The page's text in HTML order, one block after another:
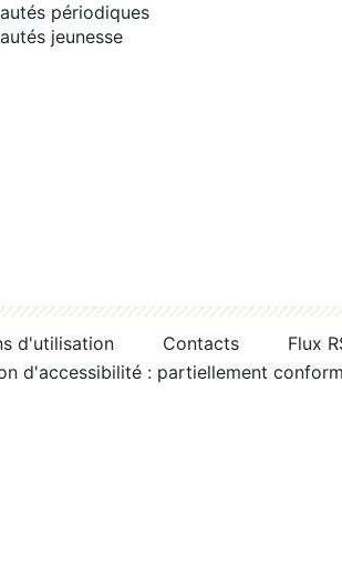
périodiques
jeunesse
d'utilisation Contacts
Flux
d'accessibilité : partiellement